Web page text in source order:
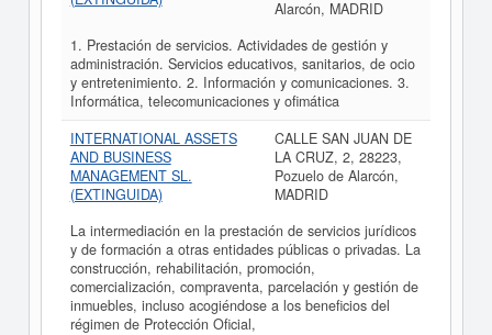
Alarcón, MADRID
1. Prestación de servicios. Actividades de gestión y
administración. Servicios educativos, sanitarios, de ocio
y entretenimiento. 2. Información y comunicaciones. 3.
Informática, telecomunicaciones y ofimática
INTERNATIONAL ASSETS
AND BUSINESS
MANAGEMENT SL.
(EXTINGUIDA)
CALLE SAN JUAN DE
LA CRUZ, 2, 28223,
Pozuelo de Alarcón,
MADRID
La intermediación en la prestación de servicios jurídicos
y de formación a otras entidades públicas o privadas. La
construcción, rehabilitación, promoción,
comercialización, compraventa, parcelación y gestión de
inmuebles, incluso acogiéndose a los beneficios del
régimen de Protección Oficial,